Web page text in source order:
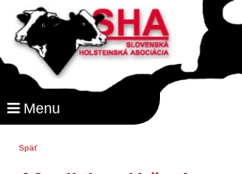
Menu
Späť